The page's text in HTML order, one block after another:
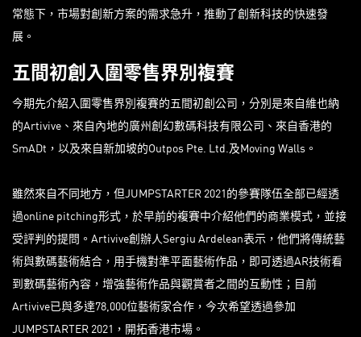
常態下，市場對創新方案的需求急升，推動了創新科技的快速發
展。
五間初創入圍零售界別複賽
今期先介紹入圍零售界別複賽的五間初創公司，分別是來自維也納
的Artivive、來自內地的廣州創幻數碼科技有限公司、來自香港的
SmADt，以及來自新加坡的Outpos Pte. Ltd.及Moving Walls。
雖然來自不同地方，但JUMPSTARTER 2021的參賽隊伍全部已經透
過online pitching形式，於早前的複賽中介紹他們的商業模式，並接
受評判的提問。Artivive創辦人Sergiu Ardelean表示，他們將傳統藝
術與數碼藝術結合，用手機對準平面藝術作品，即可透過AR技術看
到數碼藝術內容，增強藝術作品與觀賞者之間的互動性；目前
Artivive已與多達78,000位藝術家合作，今次希望透過參加
JUMPSTARTER 2021，開拓香港市場。